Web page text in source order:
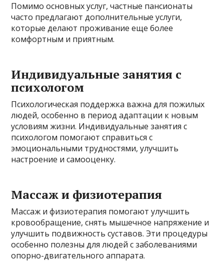
Помимо основных услуг, частные пансионаты
часто предлагают дополнительные услуги,
которые делают проживание еще более
комфортным и приятным.
Индивидуальные занятия с
психологом
Психологическая поддержка важна для пожилых
людей, особенно в период адаптации к новым
условиям жизни. Индивидуальные занятия с
психологом помогают справиться с
эмоциональными трудностями, улучшить
настроение и самооценку.
Массаж и физиотерапия
Массаж и физиотерапия помогают улучшить
кровообращение, снять мышечное напряжение и
улучшить подвижность суставов. Эти процедуры
особенно полезны для людей с заболеваниями
опорно-двигательного аппарата.